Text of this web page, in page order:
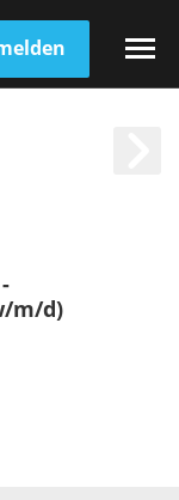
m/d)